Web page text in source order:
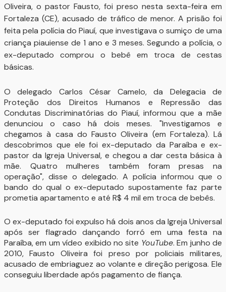
Oliveira, o pastor Fausto, foi preso nesta sexta-feira em
Fortaleza (CE), acusado de tráfico de menor. A prisão foi
feita pela polícia do Piauí, que investigava o sumiço de uma
criança piauiense de 1 ano e 3 meses. Segundo a polícia, o
ex-deputado comprou o bebê em troca de cestas
básicas.
O delegado Carlos César Camelo, da Delegacia de
Proteção dos Direitos Humanos e Repressão das
Condutas Discriminatórias do Piauí, informou que a mãe
denunciou o caso há dois meses. "Investigamos e
chegamos à casa do Fausto Oliveira (em Fortaleza). Lá
descobrimos que ele foi ex-deputado da Paraíba e ex-
pastor da Igreja Universal, e chegou a dar cesta básica à
mãe. Quatro mulheres também foram presas na
operação", disse o delegado. A polícia informou que o
bando do qual o ex-deputado supostamente faz parte
prometia apartamento e até R$ 4 mil em troca de bebês.
O ex-deputado foi expulso há dois anos da Igreja Universal
após ser flagrado dançando forró em uma festa na
Paraíba, em um vídeo exibido no site YouTube. Em junho de
2010, Fausto Oliveira foi preso por policiais militares,
acusado de embriaguez ao volante e direção perigosa. Ele
conseguiu liberdade após pagamento de fiança.